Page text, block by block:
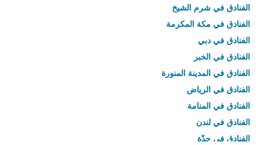
الفنادق في شرم الشيخ
الفنادق في مكة المكرمة
الفنادق في دبي
الفنادق في الخبر
الفنادق في المدينة المنورة
الفنادق في الرياض
الفنادق في المنامة
الفنادق في لندن
الفنادق في جدّة